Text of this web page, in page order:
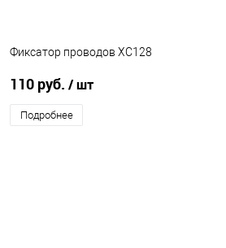
Фиксатор проводов XC128
110 руб. / шт
Подробнее